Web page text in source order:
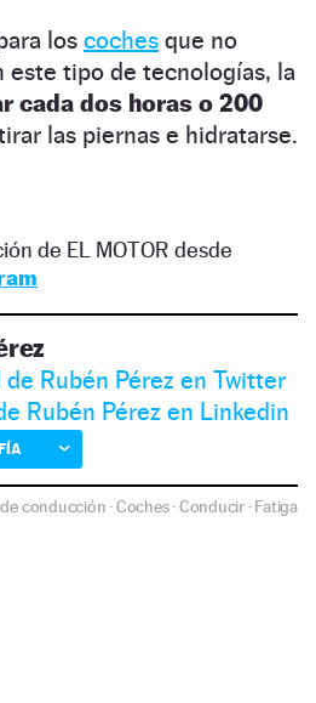
los coches que no
este tipo de tecnologías, la
cada dos horas o 200
las piernas e hidratarse.
de EL MOTOR desde
de Rubén Pérez en Twitter
Rubén Pérez en Linkedin
conducción ·Coches·Conducir·Fatiga